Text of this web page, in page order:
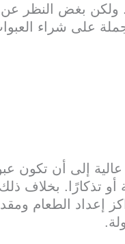
ولكن بغض النظر
على شراء
إلى أن تكون
تذكارًا. بخلاف
إعداد الطعام